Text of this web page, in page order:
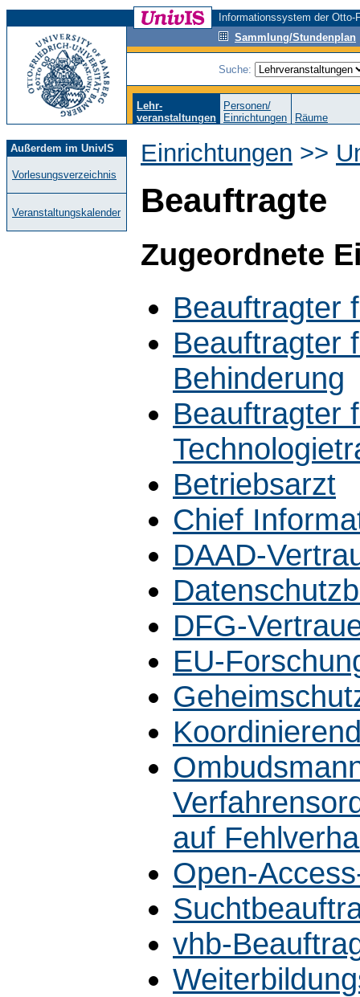
Informationssystem der
Sammlung/Stundenplan
Suche:
Lehr-
veranstaltungen
Personen/
Einrichtungen
Räume
Außerdem im UnivIS
Vorlesungsverzeichnis
Veranstaltungskalender
Einrichtungen >>
Beauftragte
Zugeordnete
Beauftragter
Beauftragter
Behinderung
Beauftragter
Betriebsarzt
Chief
DAAD-
DFG-
EU-
auf
Open-
vhb-